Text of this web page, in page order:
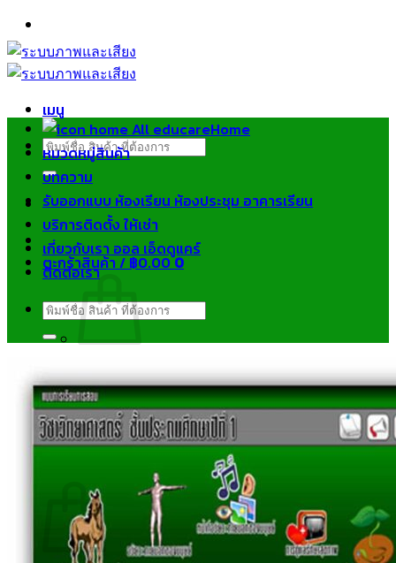
ข้าม
ไป
ยัง
เมนู
ค้นหา:
ตะกร้าสินค้า /฿0.000
ไม่มีสินค้าในตะกร้า
กลับสู่หน้าร้านค้า
0
Home
หมวดหมู่สินค้า
บทความ
รับออกแบบ ห้องเรียน ห้องประชุม อาคารเรียน
บริการติดตั้ง ให้เช่า
เกี่ยวกับเรา ออล เอ็ดดูแคร์
ติดต่อเรา
ค้นหา: